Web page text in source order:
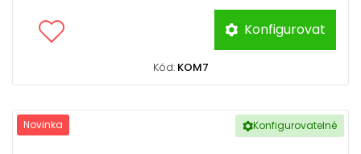
Konfigurovat
Kód: KOM7
Konfigurovatelné
Novinka